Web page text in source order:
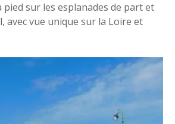
pied sur les esplanades de part et
avec vue unique sur la Loire et